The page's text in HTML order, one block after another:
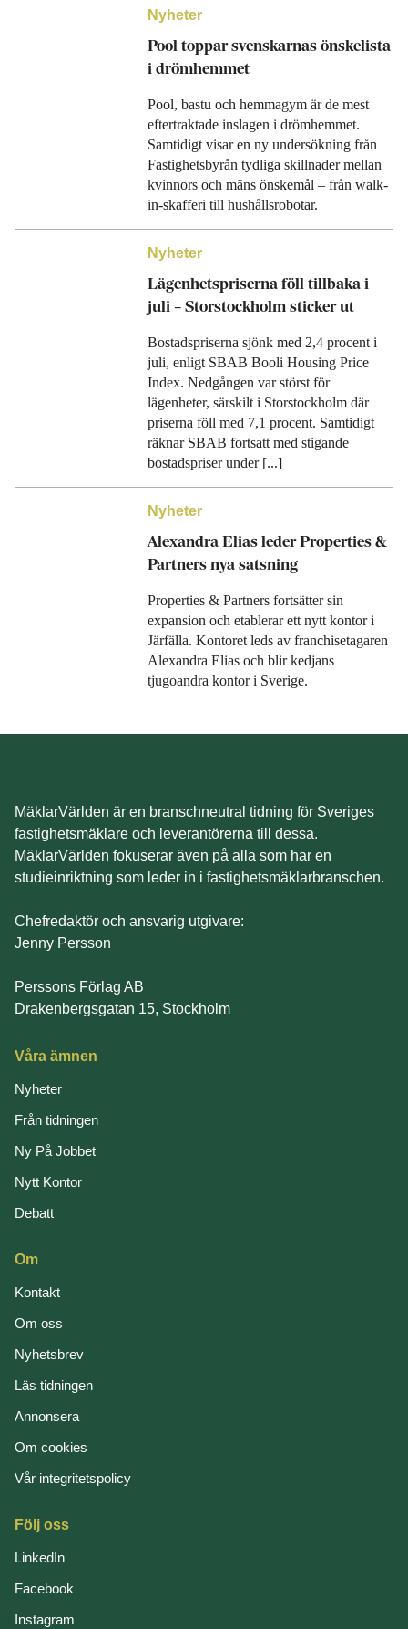
Nyheter
Pool toppar svenskarnas önskelista
i drömhemmet
Pool, bastu och hemmagym är de mest
eftertraktade inslagen i drömhemmet.
Samtidigt visar en ny undersökning från
Fastighetsbyrån tydliga skillnader mellan
kvinnors och mäns önskemål – från walk-
in-skafferi till hushållsrobotar.
Nyheter
Lägenhetspriserna föll tillbaka i
juli – Storstockholm sticker ut
Bostadspriserna sjönk med 2,4 procent i
juli, enligt SBAB Booli Housing Price
Index. Nedgången var störst för
lägenheter, särskilt i Storstockholm där
priserna föll med 7,1 procent. Samtidigt
räknar SBAB fortsatt med stigande
bostadspriser under [...]
Nyheter
Alexandra Elias leder Properties &
Partners nya satsning
Properties & Partners fortsätter sin
expansion och etablerar ett nytt kontor i
Järfälla. Kontoret leds av franchisetagaren
Alexandra Elias och blir kedjans
tjugoandra kontor i Sverige.
MäklarVärlden är en branschneutral tidning för Sveriges
fastighetsmäklare och leverantörerna till dessa.
MäklarVärlden fokuserar även på alla som har en
studieinriktning som leder in i fastighetsmäklarbranschen.
Chefredaktör och ansvarig utgivare:
Jenny Persson
Perssons Förlag AB
Drakenbergsgatan 15, Stockholm
Våra ämnen
Nyheter
Från tidningen
Ny På Jobbet
Nytt Kontor
Debatt
Om
Kontakt
Om oss
Nyhetsbrev
Läs tidningen
Annonsera
Om cookies
Vår integritetspolicy
Följ oss
LinkedIn
Facebook
Instagram